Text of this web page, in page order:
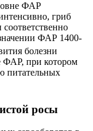
ФАР
гриб
ФАР 1400-
болезни
ФАР, при котором
питательных
росы